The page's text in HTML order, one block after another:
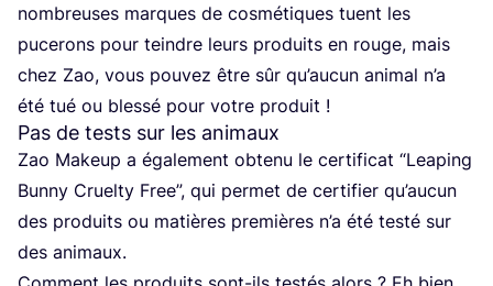
nom­breuses marques de cos­mé­tiques tuent les
puce­rons pour teindre leurs pro­duits en rouge, mais
chez Zao, vous pou­vez être sûr qu’au­cun ani­mal n’a
été tué ou bles­sé pour votre produit !
Pas de tests sur les animaux
Zao Makeup a éga­le­ment obte­nu le cer­ti­fi­cat “Lea­ping
Bun­ny Cruel­ty Free”, qui per­met de cer­ti­fier qu’au­cun
des pro­duits ou matières pre­mières n’a été tes­té sur
des animaux.